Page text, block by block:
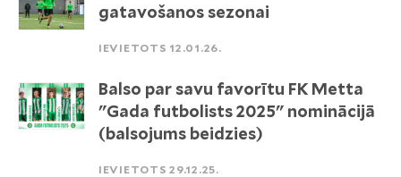
gatavošanos sezonai
IEVIETOTS 12.01.26.
Balso par savu favorītu FK Metta
"Gada futbolists 2025" nominācijā
(balsojums beidzies)
IEVIETOTS 29.12.25.